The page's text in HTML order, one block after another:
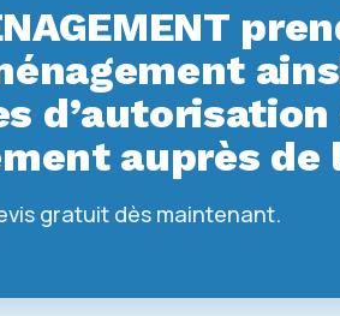
d’autorisation
auprès de
gratuit dès maintenant.